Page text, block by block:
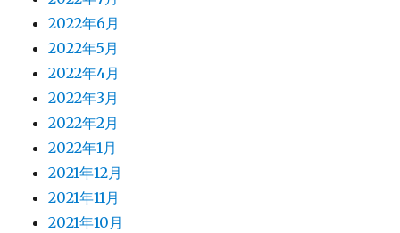
2022年6月
2022年5月
2022年4月
2022年3月
2022年2月
2022年1月
2021年12月
2021年11月
2021年10月